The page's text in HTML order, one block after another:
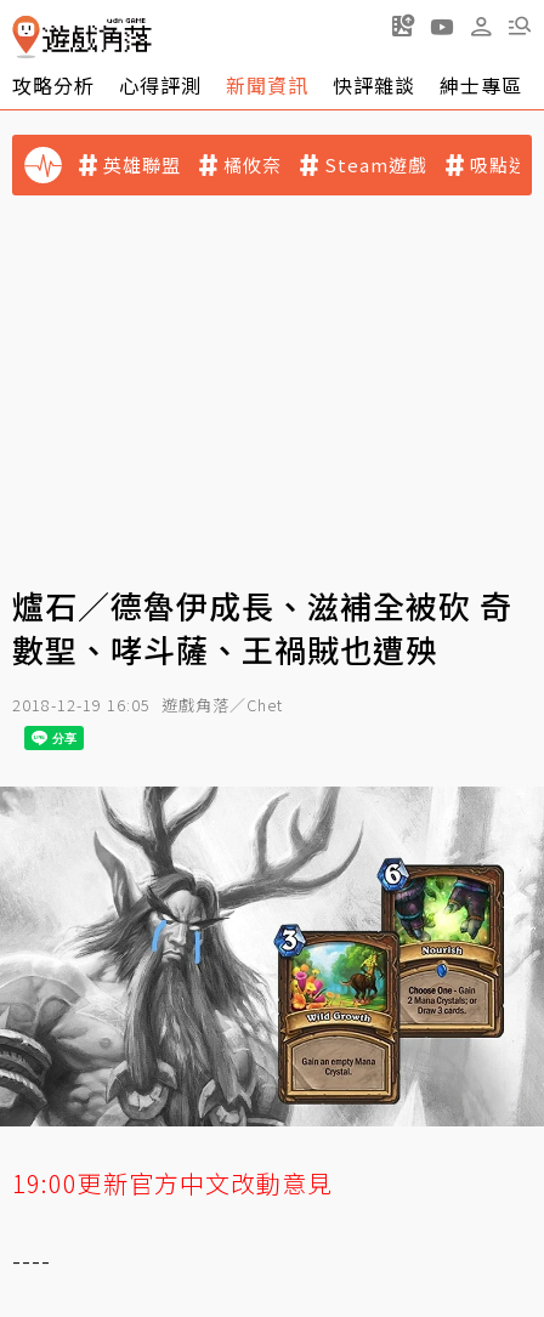
攻略分析 心得評測 新聞資訊 快評雜談 紳士專區
英雄聯盟 橘攸奈 Steam遊戲 吸點迷
爐石／德魯伊成長、滋補全被砍 奇
數聖、哮斗薩、王禍賊也遭殃
2018-12-19 16:05 遊戲角落／Chet
19:00更新官方中文改動意見
----